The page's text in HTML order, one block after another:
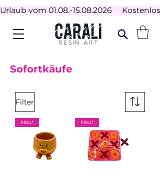
Urlaub vom 01.08.-15.08.2026
Sofortkäufe
Filter
Neu! Neu!